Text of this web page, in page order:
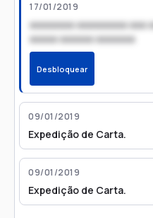
17/01/2019
xxxxxxxx xxxxxxxxx xxx
xxxxx xxxxxx xxxxxxx
Desbloquear
09/01/2019
Expedição de Carta.
09/01/2019
Expedição de Carta.